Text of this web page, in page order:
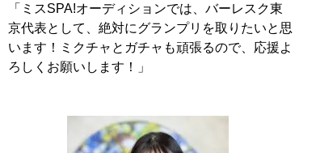
「ミスSPA!オーディションでは、バーレスク東
京代表として、絶対にグランプリを取りたいと思
います！ミクチャとガチャも頑張るので、応援よ
ろしくお願いします！」